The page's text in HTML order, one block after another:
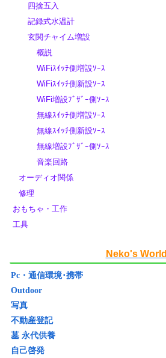
四捨五入
記録式水温計
玄関チャイム増設
概説
WiFiｽｲｯﾁ側増設ｿｰｽ
WiFiｽｲｯﾁ側新設ｿｰｽ
WiFi増設ﾌﾞｻﾞｰ側ｿｰｽ
無線ｽｲｯﾁ側増設ｿｰｽ
無線ｽｲｯﾁ側新設ｿｰｽ
無線増設ﾌﾞｻﾞｰ側ｿｰｽ
音楽回路
オーディオ関係
修理
おもちゃ・工作
工具
Neko's World
Pc・通信環境･携帯
Outdoor
写真
不動産登記
墓 永代供養
自己啓発